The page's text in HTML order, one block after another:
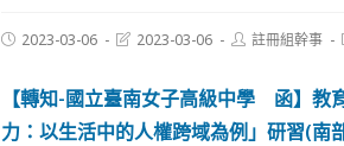
Post2023-03-06
Post2023-03-06
Post註冊組幹事
【轉知-國立臺南女子高級中學 函】教
力：以生活中的人權跨域為例」研習(南